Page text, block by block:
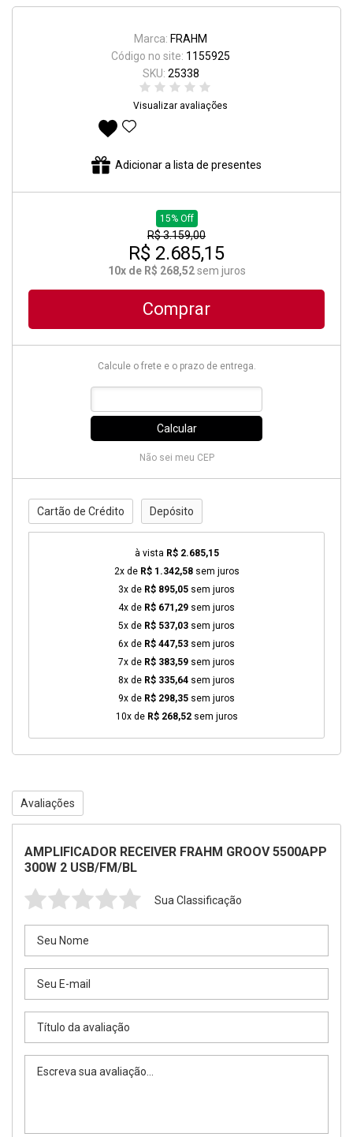
Marca: FRAHM
Código no site: 1155925
SKU: 25338
Visualizar avaliações
Adicionar a lista de presentes
15% Off
R$ 3.159,00
R$ 2.685,15
10x de R$ 268,52 sem juros
Comprar
Calcule o frete e o prazo de entrega.
Calcular
Não sei meu CEP
Cartão de Crédito Depósito
à vista R$ 2.685,15
2x de R$ 1.342,58sem juros
3x de R$ 895,05 sem juros
4x de R$ 671,29 sem juros
5x de R$ 537,03 sem juros
6x de R$ 447,53 sem juros
7x de R$ 383,59 sem juros
8x de R$ 335,64 sem juros
9x de R$ 298,35 sem juros
10x de R$ 268,52sem juros
Avaliações
AMPLIFICADOR RECEIVER FRAHM GROOV 5500APP
300W 2 USB/FM/BL
Sua Classificação